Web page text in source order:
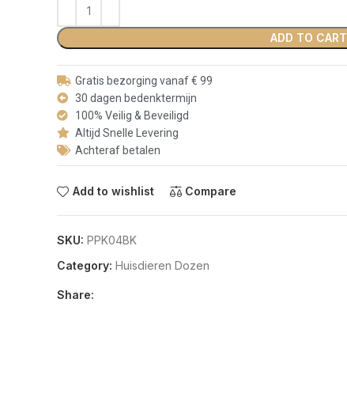
ADD TO CART
Gratis bezorging vanaf € 99
30 dagen bedenktermijn
100% Veilig & Beveiligd
Altijd Snelle Levering
Achteraf betalen
Add to wishlist Compare
SKU: PPK04BK
Category: Huisdieren Dozen
Share: